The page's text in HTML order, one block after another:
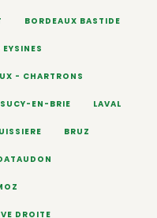
BORDEAUX BASTIDE
- CHARTRONS
SUCY-EN-BRIE LAVAL
BRUZ
DROITE